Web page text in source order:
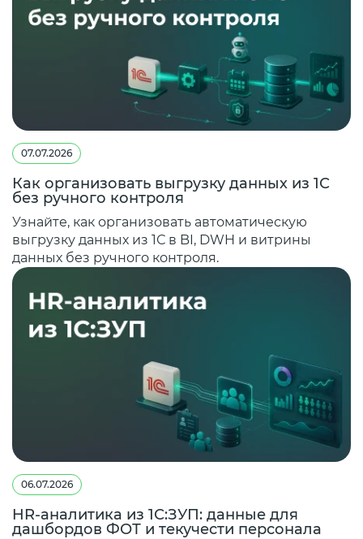
07.07.2026
Как организовать выгрузку данных из 1С
без ручного контроля
Узнайте, как организовать автоматическую
выгрузку данных из 1С в BI, DWH и витрины
данных без ручного контроля.
06.07.2026
HR-аналитика из 1С:ЗУП: данные для
дашбордов ФОТ и текучести персонала